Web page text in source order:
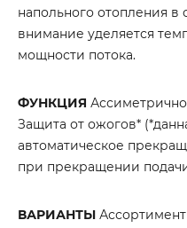
напольного отопления в
внимание уделяется
мощности потока.
ФУНКЦИЯ
Защита от ожогов*
автоматическое
при прекращении
ВАРИАНТЫ